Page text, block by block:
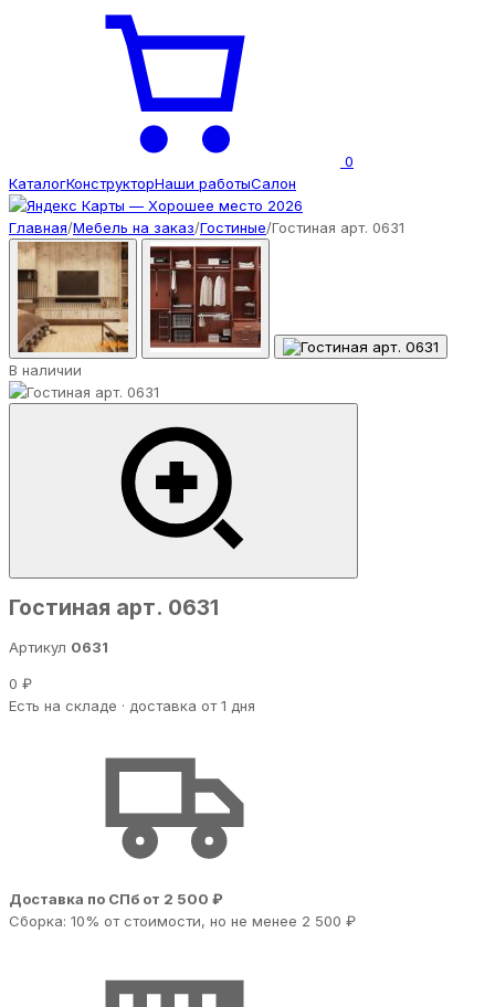
0
КаталогКонструкторНаши работыСалон
Главная/Мебель на заказ/Гостиные/Гостиная арт. 0631
В наличии
Гостиная арт. 0631
Артикул 0631
0 ₽
Есть на складе · доставка от 1 дня
Доставка по СПб от 2 500 ₽
Сборка: 10% от стоимости, но не менее 2 500 ₽